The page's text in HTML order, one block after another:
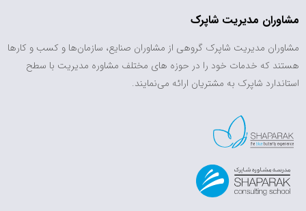
مشاوران مدیریت شاپرک
مشاوران مدیریت شاپرک گروهی از مشاوران صنایع، سازمان‌ها و کسب و کارها
هستند که خدمات خود را در حوزه های مختلف مشاوره مدیریت با سطح
استاندارد شاپرک به مشتریان ارائه می‌نمایند.